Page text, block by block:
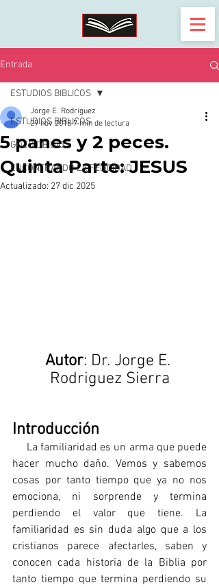
Entrada
ESTUDIOS BIBLICOS
GOZO DE DIOS
ENCONTRANDO LA FELICIDAD
ESTUDIOS BIBLICOS
5 panes y 2 peces.
Quinta Parte: JESUS
Jorge E. Rodriguez
29 nov 2018 7 min de lectura
Actualizado: 27 dic 2025
Autor: Dr. Jorge E.
Rodriguez Sierra
Introducción
hacer mucho daño. Vemos y sabemos
cosas por tanto tiempo que ya no nos
emociona, ni sorprende y termina
perdiendo el valor que tiene. La
familiaridad es sin duda algo que a los
cristianos parece afectarles, saben y
conocen cada historia de la Biblia por
tanto tiempo que termina perdiendo su